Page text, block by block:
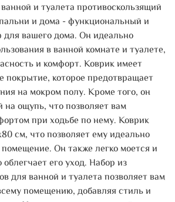
и туалета противоскользящий
и дома - функциональный и
для вашего дома. Он идеально
в ванной комнате и туалете,
и комфорт. Коврик имеет
покрытие, которое предотвращает
на мокром полу. Кроме того, он
ощупь, что позволяет вам
при ходьбе по нему. Коврик
см, что позволяет ему идеально
Он также легко моется и
его уход. Набор из
для ванной и туалета позволяет вам
помещению, добавляя стиль и